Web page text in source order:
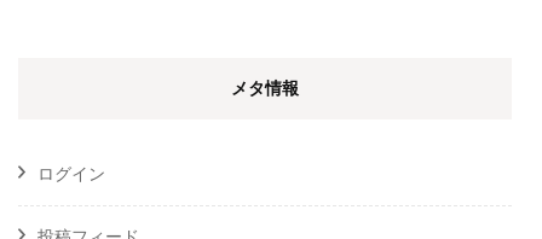
メタ情報
ログイン